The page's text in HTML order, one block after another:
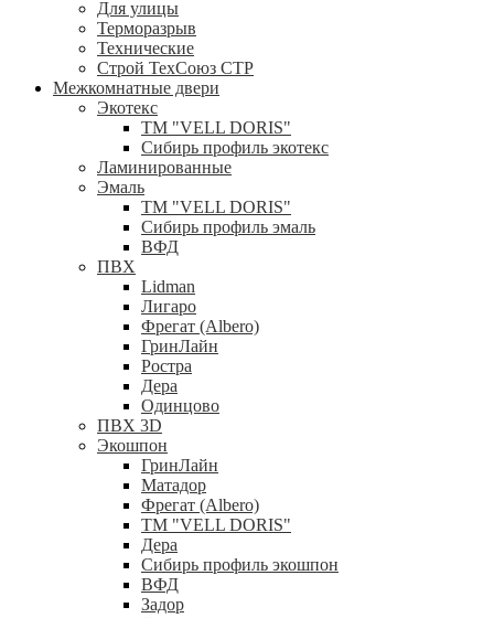
Для улицы
Терморазрыв
Технические
Строй ТехСоюз СТР
Межкомнатные двери
Экотекс
ТМ "VELL DORIS"
Сибирь профиль экотекс
Ламинированные
Эмаль
ТМ "VELL DORIS"
Сибирь профиль эмаль
ВФД
ПВХ
Lidman
Лигаро
Фрегат (Albero)
ГринЛайн
Ростра
Дера
Одинцово
ПВХ 3D
Экошпон
ГринЛайн
Матадор
Фрегат (Albero)
ТМ "VELL DORIS"
Дера
Сибирь профиль экошпон
ВФД
Задор